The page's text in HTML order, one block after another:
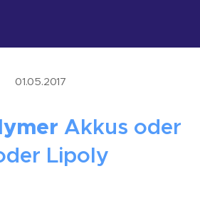
01.05.2017
Akkus oder
Lipoly